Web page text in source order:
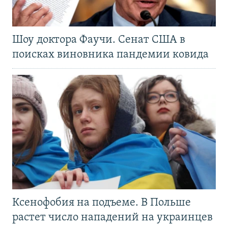
Шоу доктора Фаучи. Сенат США в
поисках виновника пандемии ковида
Ксенофобия на подъеме. В Польше
растет число нападений на украинцев